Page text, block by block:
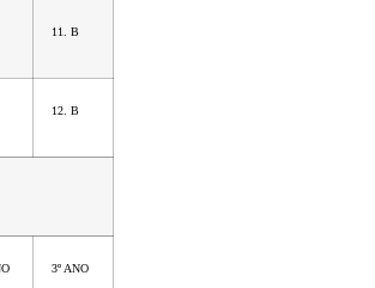
11. B
12. B
3º ANO